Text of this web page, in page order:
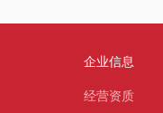
企业信息
经营资质